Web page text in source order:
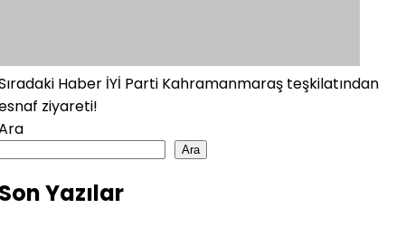
Haber İYİ Parti Kahramanmaraş teşkilatından
ziyareti!
Ara
Yazılar